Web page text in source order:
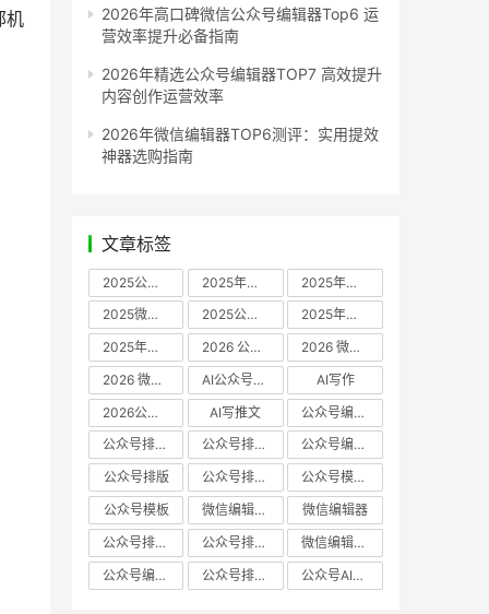
机
2026年高口碑微信公众号编辑器Top6 运
营效率提升必备指南
2026年精选公众号编辑器TOP7 高效提升
内容创作运营效率
2026年微信编辑器TOP6测评：实用提效
神器选购指南
文章标签
2025公众号编辑器推荐 2025年微信编辑器评测
2025年微信编辑器推荐
2025微信编辑器推荐
2025公众号编辑器评测
2025年微信编辑器实测
2025年公众号排版工具推荐
2026 公众号编辑器权威推荐
2026 微信公众号编辑器推荐
2026 微信公众号编辑器测评
AI公众号编辑器
AI写作
2026公众号排版软件
AI写推文
公众号编辑器哪个好
公众号排版软件哪个好
公众号排版工具评测
公众号编辑器推荐
公众号排版
公众号排版工具
公众号模板工具
公众号模板
微信编辑器哪个好
微信编辑器
公众号排版用什么软件
公众号排版哪个好
微信编辑器评测
公众号编辑器实测
公众号排版编辑器 公众号AI编辑器